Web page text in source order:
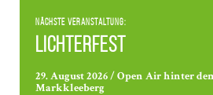
Nächste Veranstaltung:
Lichterfest
29. August 2026 / Open Air hinter
Markkleeberg